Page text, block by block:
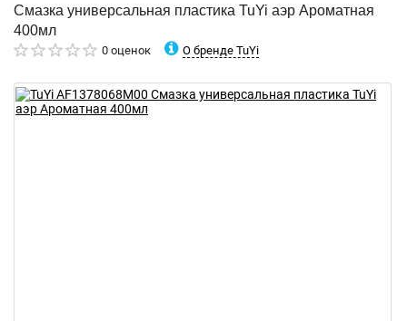
Смазка универсальная пластика TuYi аэр Ароматная
400мл
0 оценок О бренде TuYi